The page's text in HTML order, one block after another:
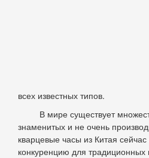
всех известных типов.
В мире существует
знаменитых и не очень
кварцевые часы из Китая
конкуренцию для традиционных